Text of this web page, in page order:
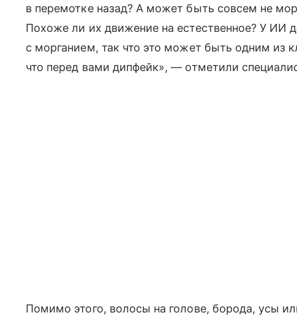
в перемотке назад? А может быть совсем не
Похоже ли их движение на естественное? У ИИ
с морганием, так что это может быть одним из
что перед вами дипфейк», — отметили
Помимо этого, волосы на голове, борода, усы